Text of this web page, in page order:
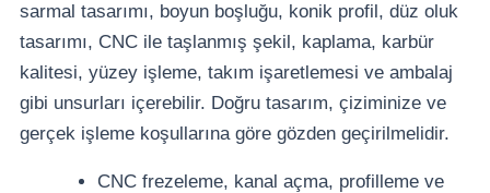
sarmal tasarımı, boyun boşluğu, konik profil, düz oluk
tasarımı, CNC ile taşlanmış şekil, kaplama, karbür
kalitesi, yüzey işleme, takım işaretlemesi ve ambalaj
gibi unsurları içerebilir. Doğru tasarım, çiziminize ve
gerçek işleme koşullarına göre gözden geçirilmelidir.
CNC frezeleme, kanal açma, profilleme ve